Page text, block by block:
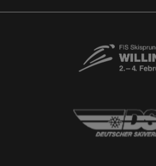
Ski-Club Willingen e.V.